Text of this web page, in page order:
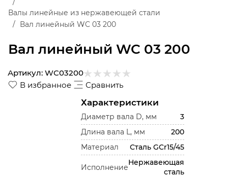
Вал линейный WC 03 200
Валы линейные из нержавеющей стали
Вал линейный WC 03 200
В избранное Сравнить
Артикул: WC03200
Характеристики
Диаметр вала D, мм
3
Длина вала L, мм
200
Материал
Сталь GCr15/45
Исполнение
Нержавеющая
сталь